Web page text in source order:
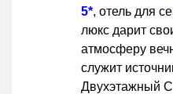
5*, отель для
люкс дарит
атмосферу
служит
Двухэтажный